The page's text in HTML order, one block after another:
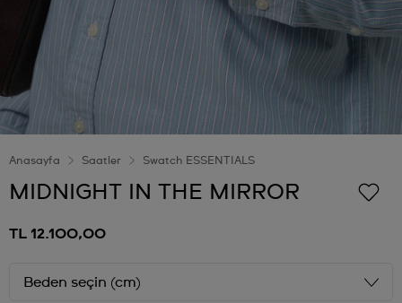
Anasayfa Saatler Swatch ESSENTIALS
MIDNIGHT IN THE MIRROR
TL 12.100,00
Beden seçin (cm)